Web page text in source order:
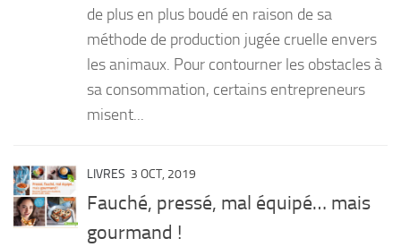
Desserts
de plus en plus boudé en raison de sa
méthode de production jugée cruelle envers
les animaux. Pour contourner les obstacles à
sa consommation, certains entrepreneurs
misent...
LIVRES 3 OCT, 2019
Fauché, pressé, mal équipé… mais
gourmand !